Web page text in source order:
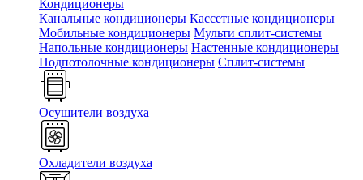
Кондиционеры
Канальные кондиционеры Кассетные кондиционеры
Мобильные кондиционеры Мульти сплит-системы
Напольные кондиционеры Настенные кондиционеры
Подпотолочные кондиционеры Сплит-системы
Осушители воздуха
Охладители воздуха